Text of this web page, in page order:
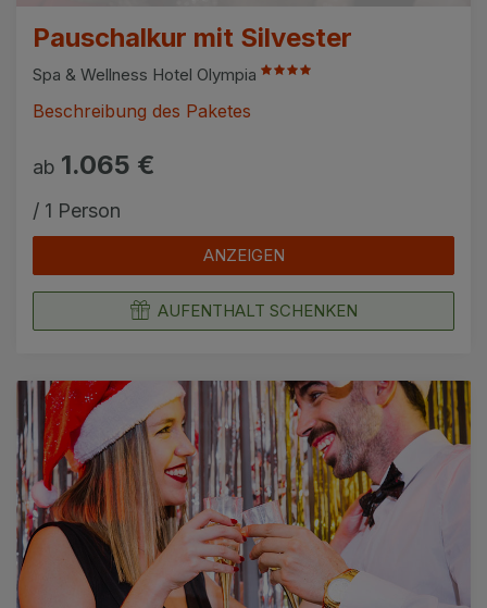
Pauschalkur mit Silvester
Spa & Wellness Hotel Olympia
Beschreibung des Paketes
ab 1.065 €
/ 1 Person
ANZEIGEN
AUFENTHALT SCHENKEN